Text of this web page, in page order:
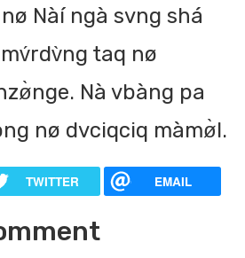
Nàí ngà svng shá
taq nø
Nà vbàng pa
nø dvciqciq màmø̀l.
TWITTER EMAIL